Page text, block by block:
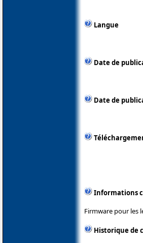
Langue
Date de
Date de
Informations
Firmware pour les
Historique de